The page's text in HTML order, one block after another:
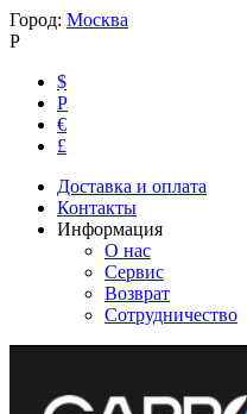
Город: Москва
Р
$
Р
€
£
Доставка и оплата
Контакты
Информация
О нас
Сервис
Возврат
Сотрудничество